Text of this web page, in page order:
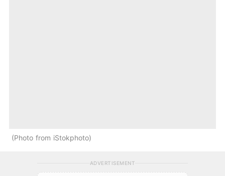
Photo from iStokphoto
ADVERTISEMENT